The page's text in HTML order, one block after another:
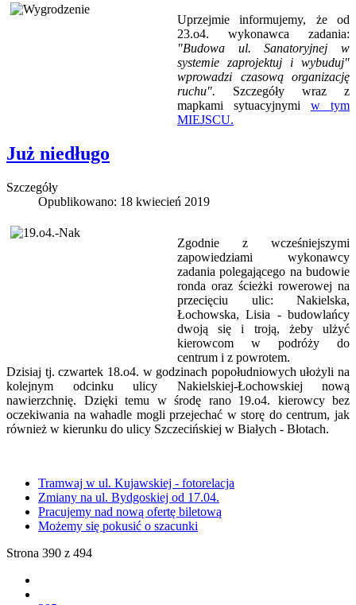
Uprzejmie informujemy, że od
23.o4. wykonawca zadania:
"Budowa ul. Sanatoryjnej w
systemie zaprojektuj i wybuduj"
wprowadzi czasową organizację
ruchu". Szczegóły wraz z
mapkami sytuacyjnymi w tym
MIEJSCU.
Już niedługo
Szczegóły
Opublikowano: 18 kwiecień 2019
Zgodnie z wcześniejszymi
zapowiedziami wykonawcy
zadania polegającego na budowie
ronda oraz ścieżki rowerowej na
przecięciu ulic: Nakielska,
Łochowska, Lisia - budowlańcy
dwoją się i troją, żeby ulżyć
kierowcom w podróży do
centrum i z powrotem.
Dzisiaj tj. czwartek 18.o4. w godzinach popołudniowych ułożyli na
kolejnym odcinku ulicy Nakielskiej-Łochowskiej nową
nawierzchnię. Dzięki temu w środę rano 19.o4. kierowcy bez
oczekiwania na wahadle mogli przejechać w storę do centrum, jak
również w kierunku do ulicy Szczecińskiej w Białych - Błotach.
Tramwaj w ul. Kujawskiej - fotorelacja
Zmiany na ul. Bydgoskiej od 17.04.
Pracujemy nad nową ofertę biletową
Możemy się pokusić o szacunki
Strona 390 z 494